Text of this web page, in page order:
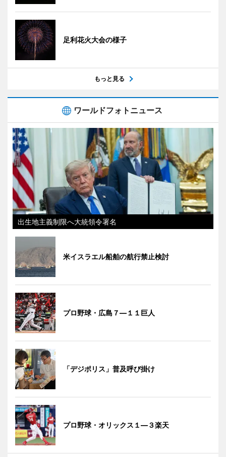
足利花火大会の様子
もっと見る
ワールドフォトニュース
出生地主義制限へ大統領令署名
米イスラエル船舶の航行禁止検討
プロ野球・広島７―１１巨人
「デジポリス」普及呼び掛け
プロ野球・オリックス１―３楽天